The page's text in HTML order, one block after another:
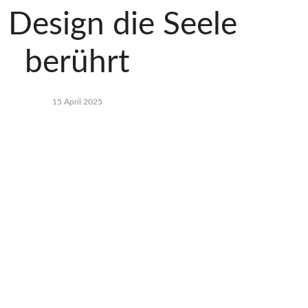
die Seele
berührt
15 April 2025